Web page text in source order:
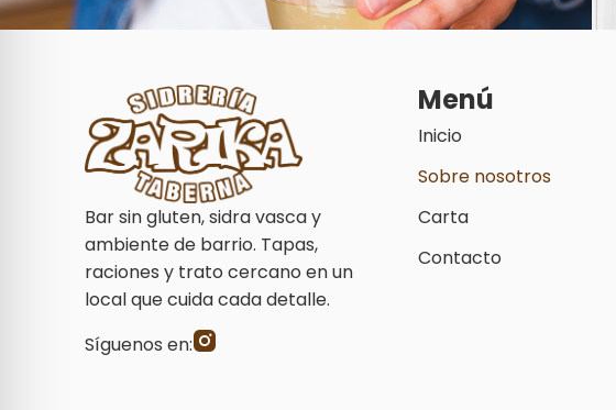
Bar sin gluten, sidra vasca y
ambiente de barrio. Tapas,
raciones y trato cercano en un
local que cuida cada detalle.
Síguenos en:
Menú
Inicio
Sobre nosotros
Carta
Contacto